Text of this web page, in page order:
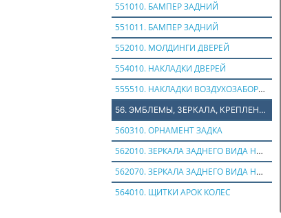
551010. БАМПЕР ЗАДНИЙ
551011. БАМПЕР ЗАДНИЙ
552010. МОЛДИНГИ ДВЕРЕЙ
554010. НАКЛАДКИ ДВЕРЕЙ
555510. НАКЛАДКИ ВОЗДУХОЗАБОРНИКА
56. ЭМБЛЕМЫ, ЗЕРКАЛА, КРЕПЛЕНИЕ ЗАПАСКИ
560310. ОРНАМЕНТ ЗАДКА
562010. ЗЕРКАЛА ЗАДНЕГО ВИДА НАРУЖНИЕ
562070. ЗЕРКАЛА ЗАДНЕГО ВИДА НАРУЖНИЕ
564010. ЩИТКИ АРОК КОЛЕС